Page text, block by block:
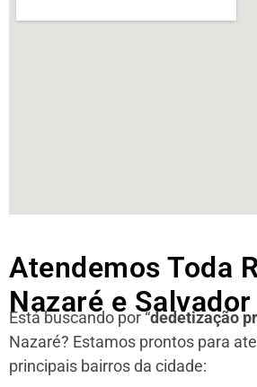
Atendemos Toda
Nazaré e Salvador
Está buscando por “dedetização
Nazaré? Estamos prontos para
principais bairros da cidade: